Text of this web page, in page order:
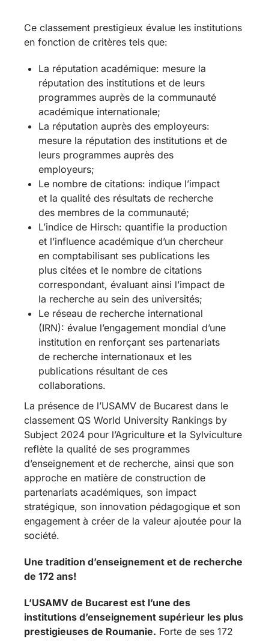
Ce classement prestigieux évalue les institutions
en fonction de critères tels que:
La réputation académique: mesure la
réputation des institutions et de leurs
programmes auprès de la communauté
académique internationale;
La réputation auprès des employeurs:
mesure la réputation des institutions et de
leurs programmes auprès des
employeurs;
Le nombre de citations: indique l’impact
et la qualité des résultats de recherche
des membres de la communauté;
L’indice de Hirsch: quantifie la production
et l’influence académique d’un chercheur
en comptabilisant ses publications les
plus citées et le nombre de citations
correspondant, évaluant ainsi l’impact de
la recherche au sein des universités;
Le réseau de recherche international
(IRN): évalue l’engagement mondial d’une
institution en renforçant ses partenariats
de recherche internationaux et les
publications résultant de ces
collaborations.
La présence de l’USAMV de Bucarest dans le
classement QS World University Rankings by
Subject 2024 pour l’Agriculture et la Sylviculture
reflète la qualité de ses programmes
d’enseignement et de recherche, ainsi que son
approche en matière de construction de
partenariats académiques, son impact
stratégique, son innovation pédagogique et son
engagement à créer de la valeur ajoutée pour la
société.
Une tradition d’enseignement et de recherche
de 172 ans!
L’USAMV de Bucarest est l’une des
institutions d’enseignement supérieur les plus
prestigieuses de Roumanie. Forte de ses 172